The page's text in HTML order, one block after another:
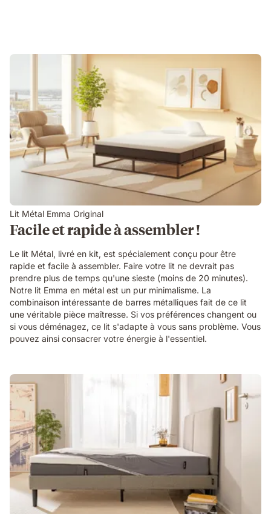
Lit Métal Emma Original
Facile et rapide à assembler !
Le lit Métal, livré en kit, est spécialement conçu pour être
rapide et facile à assembler. Faire votre lit ne devrait pas
prendre plus de temps qu'une sieste (moins de 20 minutes).
Notre lit Emma en métal est un pur minimalisme. La
combinaison intéressante de barres métalliques fait de ce lit
une véritable pièce maîtresse. Si vos préférences changent ou
si vous déménagez, ce lit s'adapte à vous sans problème. Vous
pouvez ainsi consacrer votre énergie à l'essentiel.